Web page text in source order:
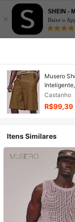
×
SHEIN -
Baixe o
Musero
e Verão,
Castanho
R$99,39
Itens Similares